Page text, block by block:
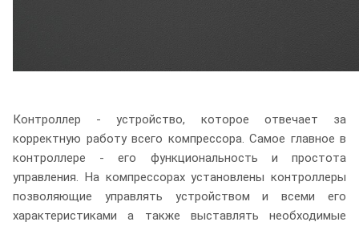
Контроллер - устройство, которое отвечает за
корректную работу всего компрессора. Самое главное в
контроллере - его функциональность и простота
управления. На компрессорах установлены контроллеры
позволяющие управлять устройством и всеми его
характеристиками а также выставлять необходимые